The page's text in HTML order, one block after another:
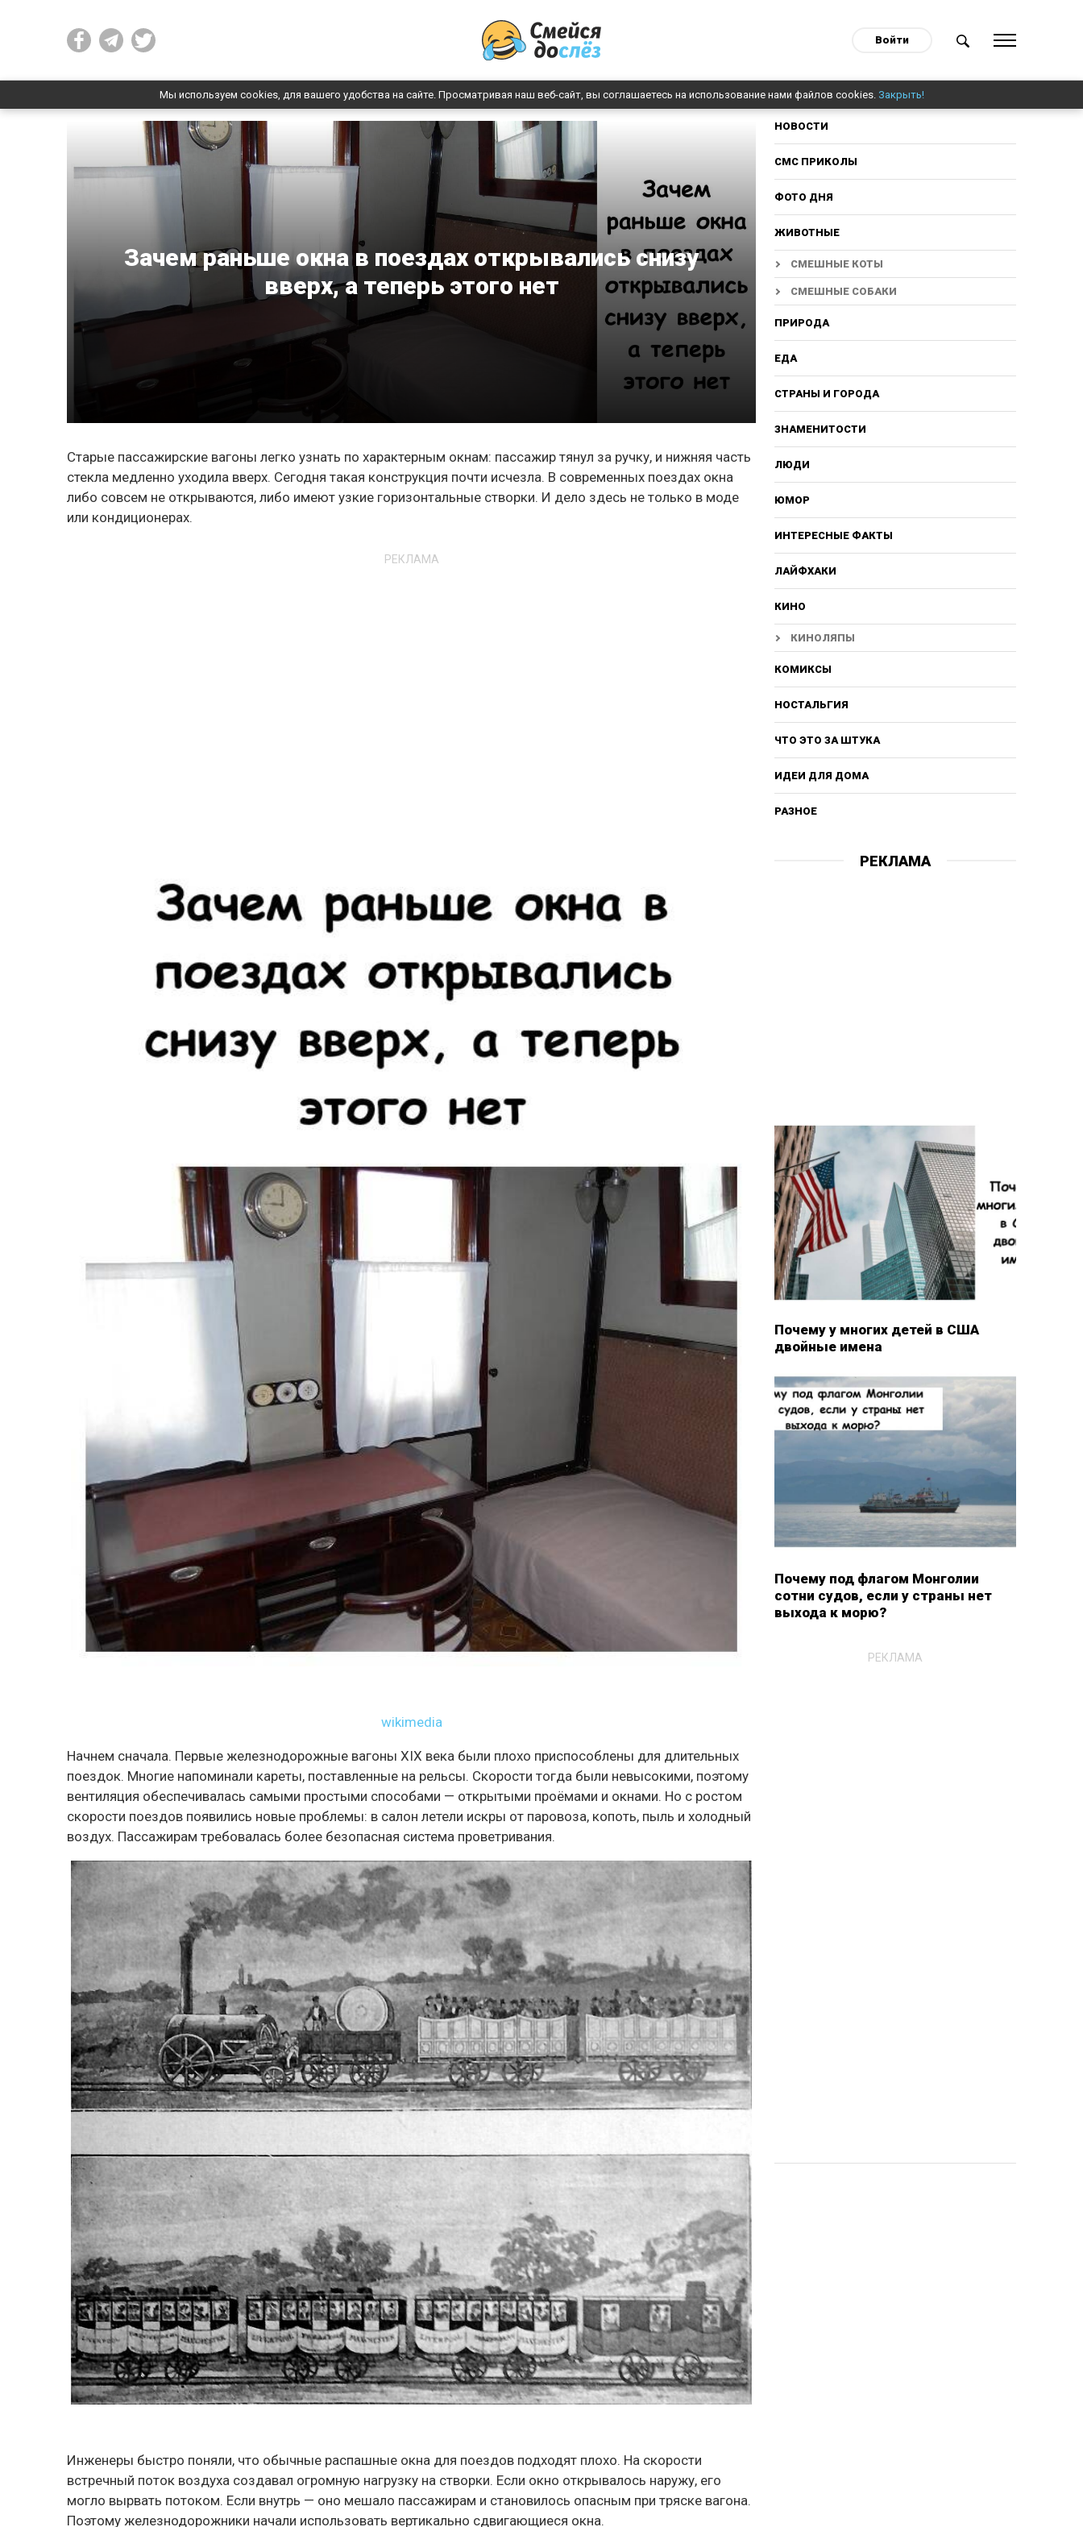
Войти
Мы используем cookies, для вашего удобства на сайте. Просматривая наш веб-сайт, вы соглашаетесь на использование нами файлов cookies. Закрыть!
Зачем раньше окна в поездах открывались снизу
вверх, а теперь этого нет
Старые пассажирские вагоны легко узнать по характерным окнам: пассажир тянул за ручку, и нижняя часть
стекла медленно уходила вверх. Сегодня такая конструкция почти исчезла. В современных поездах окна
либо совсем не открываются, либо имеют узкие горизонтальные створки. И дело здесь не только в моде
или кондиционерах.
РЕКЛАМА
wikimedia
Начнем сначала. Первые железнодорожные вагоны XIX века были плохо приспособлены для длительных
поездок. Многие напоминали кареты, поставленные на рельсы. Скорости тогда были невысокими, поэтому
вентиляция обеспечивалась самыми простыми способами — открытыми проёмами и окнами. Но с ростом
скорости поездов появились новые проблемы: в салон летели искры от паровоза, копоть, пыль и холодный
воздух. Пассажирам требовалась более безопасная система проветривания.
Инженеры быстро поняли, что обычные распашные окна для поездов подходят плохо. На скорости
встречный поток воздуха создавал огромную нагрузку на створки. Если окно открывалось наружу, его
могло вырвать потоком. Если внутрь — оно мешало пассажирам и становилось опасным при тряске вагона.
Поэтому железнодорожники начали использовать вертикально сдвигающиеся окна.
НОВОСТИ
СМС ПРИКОЛЫ
ФОТО ДНЯ
ЖИВОТНЫЕ
СМЕШНЫЕ КОТЫ
СМЕШНЫЕ СОБАКИ
ПРИРОДА
ЕДА
СТРАНЫ И ГОРОДА
ЗНАМЕНИТОСТИ
ЛЮДИ
ЮМОР
ИНТЕРЕСНЫЕ ФАКТЫ
ЛАЙФХАКИ
КИНО
КИНОЛЯПЫ
КОМИКСЫ
НОСТАЛЬГИЯ
ЧТО ЭТО ЗА ШТУКА
ИДЕИ ДЛЯ ДОМА
РАЗНОЕ
РЕКЛАМА
Почему у многих детей в США
двойные имена
Почему под флагом Монголии
сотни судов, если у страны нет
выхода к морю?
РЕКЛАМА